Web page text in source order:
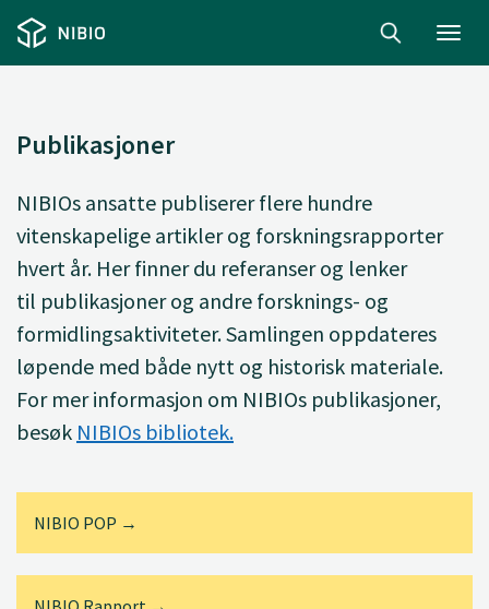
Publikasjoner
NIBIOs ansatte publisererflere hundre
vitenskapelige artikler og forskningsrapporter
hvert år. Her finner du referanser og lenker
til publikasjoner og andre forsknings- og
formidlingsaktiviteter. Samlingen oppdateres
løpende med både nytt og historisk materiale.
For mer informasjon om NIBIOs publikasjoner,
besøk NIBIOs bibliotek.
NIBIO POP →